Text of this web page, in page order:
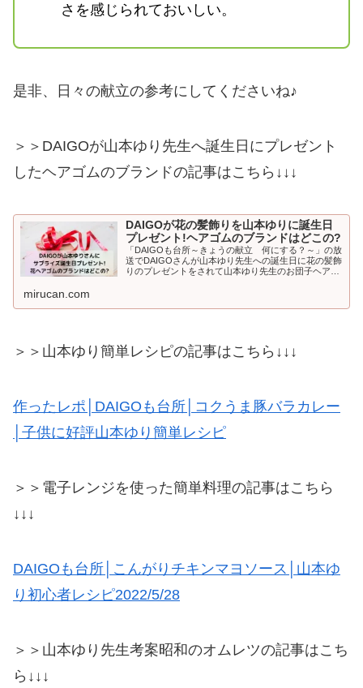
さを感じられておいしい。
是非、日々の献立の参考にしてくださいね♪
＞＞DAIGOが山本ゆり先生へ誕生日にプレゼント
したヘアゴムのブランドの記事はこちら↓↓↓
DAIGOが花の髪飾りを山本ゆりに誕生日
プレゼント!ヘアゴムのブランドはどこの?
「DAIGOも台所～きょうの献立 何にする？～」の放
送でDAIGOさんが山本ゆり先生への誕生日に花の髪飾
りのプレゼントをされて山本ゆり先生のお団子ヘアー
mirucan.com
＞＞山本ゆり簡単レシピの記事はこちら↓↓↓
作ったレポ│DAIGOも台所│コクうま豚バラカレー
│子供に好評山本ゆり簡単レシピ
＞＞電子レンジを使った簡単料理の記事はこちら
↓↓↓
DAIGOも台所│こんがりチキンマヨソース│山本ゆ
り初心者レシピ2022/5/28
＞＞山本ゆり先生考案昭和のオムレツの記事はこち
ら↓↓↓